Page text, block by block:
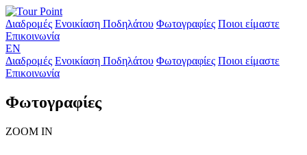
Διαδρομές Ενοικίαση Ποδηλάτου Φωτογραφίες Ποιοι είμαστε
Επικοινωνία
ΕΝ
Διαδρομές Ενοικίαση Ποδηλάτου Φωτογραφίες Ποιοι είμαστε
Επικοινωνία
Φωτογραφίες
ZOOM IN